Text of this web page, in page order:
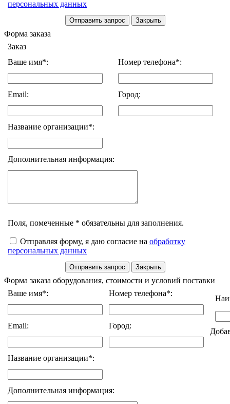
персональных данных
Форма заказа
Заказ
Ваше имя*:
Номер телефона*:
Email: Город:
Название организации*:
Дополнительная информация:
Поля, помеченные * обязательны для заполнения.
Отправляя форму, я даю согласие на обработку
персональных данных
Форма заказа оборудования, стоимости и условий поставки
Ваше имя*:
Номер телефона*:
Email: Город:
Название организации*:
Дополнительная информация: